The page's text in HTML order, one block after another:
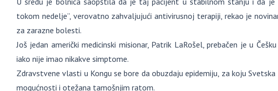
tokom nedelje”, verovatno zahvaljujući antivirusnoj terapiji, rekao je
za zarazne bolesti.
Još jedan američki medicinski misionar, Patrik LaRošel, prebačen je u
iako nije imao nikakve simptome.
Zdravstvene vlasti u Kongu se bore da obuzdaju epidemiju, za koju
mogućnosti i otežana tamošnjim ratom.